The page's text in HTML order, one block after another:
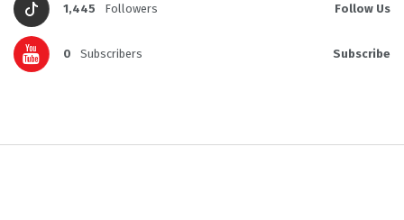
1,445 Followers Follow Us
0 Subscribers Subscribe